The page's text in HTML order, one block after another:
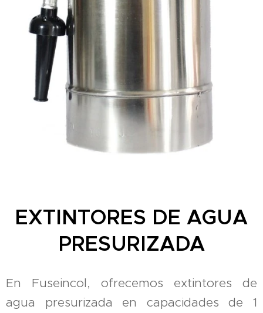
EXTINTORES DE AGUA
PRESURIZADA
En Fuseincol, ofrecemos extintores de
agua presurizada en capacidades de 1